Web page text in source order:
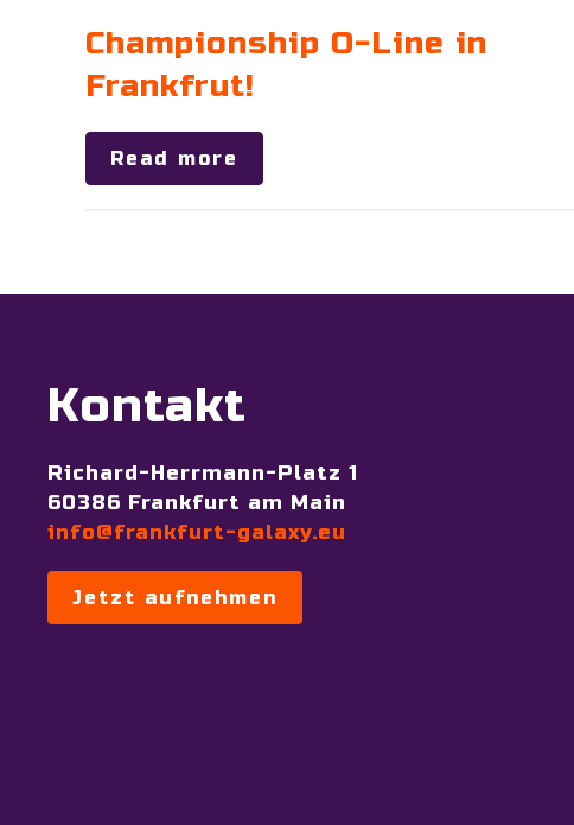
Championship O-Line in
Frankfrut!
Read more
Kontakt
Richard-Herrmann-Platz 1
60386 Frankfurt am Main
info@frankfurt-galaxy.eu
Jetzt aufnehmen